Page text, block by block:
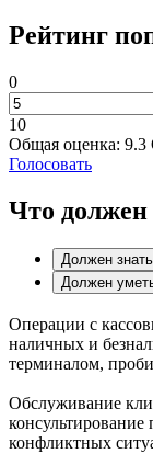
Рейтинг
0
10
Общая оценка: 9.3
Голосовать
Что должен
Должен знать
Должен
Операции с
наличных и
терминалом,
Обслуживание
конфликтных